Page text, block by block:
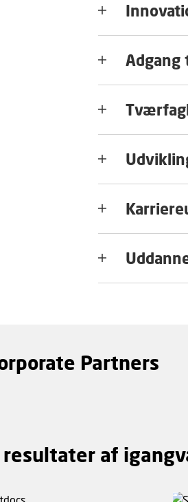
Partners
resultater af